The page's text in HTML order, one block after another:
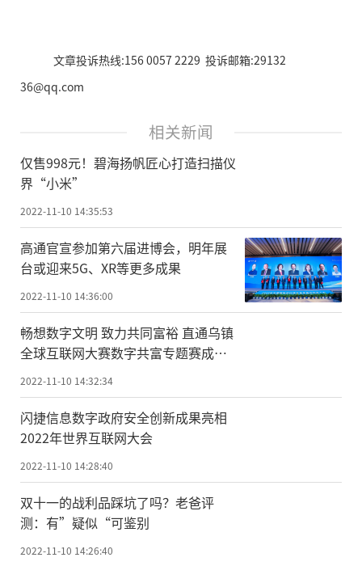
文章投诉热线:156 0057 2229 投诉邮箱:29132
36@qq.com
相关新闻
仅售998元！碧海扬帆匠心打造扫描仪
界“小米”
2022-11-10 14:35:53
高通官宣参加第六届进博会，明年展
台或迎来5G、XR等更多成果
2022-11-10 14:36:00
畅想数字文明 致力共同富裕 直通乌镇
全球互联网大赛数字共富专题赛成功
落幕
2022-11-10 14:32:34
闪捷信息数字政府安全创新成果亮相
2022年世界互联网大会
2022-11-10 14:28:40
双十一的战利品踩坑了吗？老爸评
测：有”疑似“可鉴别
2022-11-10 14:26:40